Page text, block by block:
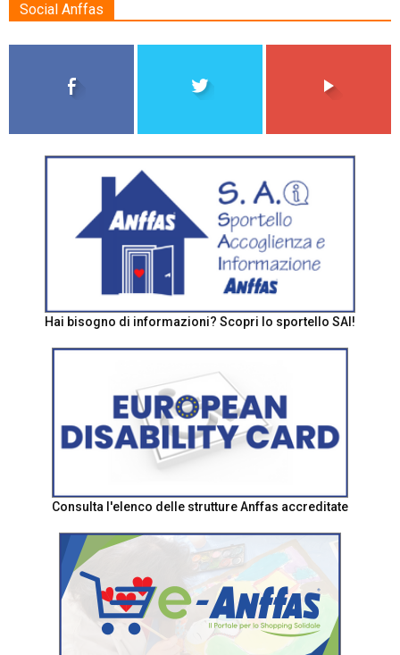
Social Anffas
Hai bisogno di informazioni? Scopri lo sportello SAI!
Consulta l'elenco delle strutture Anffas accreditate